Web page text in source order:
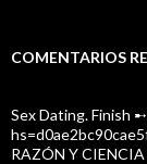
COMENTARIOS
Sex Dating. Finish
RAZÓN Y CIENCIA